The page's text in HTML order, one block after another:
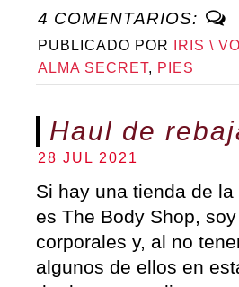
4 COMENTARIOS:
PUBLICADO POR
IRIS \
ALMA SECRET, PIES
Haul de
28 JUL 2021
Si hay una tienda de
es The Body Shop,
corporales y, al no
algunos de ellos en